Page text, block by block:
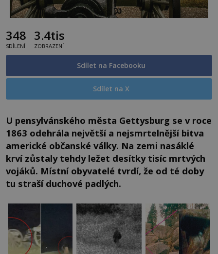
348
SDÍLENÍ
3.4tis
ZOBRAZENÍ
Sdílet na Facebooku
Sdílet na X
U pensylvánského města Gettysburg se v roce
1863 odehrála největší a nejsmrtelnější bitva
americké občanské války. Na zemi nasáklé
krví zůstaly tehdy ležet desítky tisíc mrtvých
vojáků. Místní obyvatelé tvrdí, že od té doby
tu straší duchové padlých.